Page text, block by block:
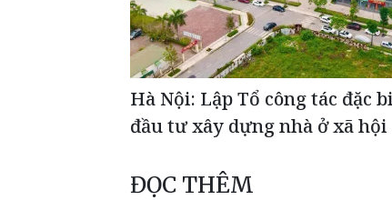
Hà Nội: Lập Tổ công tác đặc
đầu tư xây dựng nhà ở xã hội
ĐỌC THÊM